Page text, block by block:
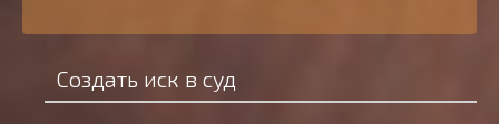
Создать иск в суд